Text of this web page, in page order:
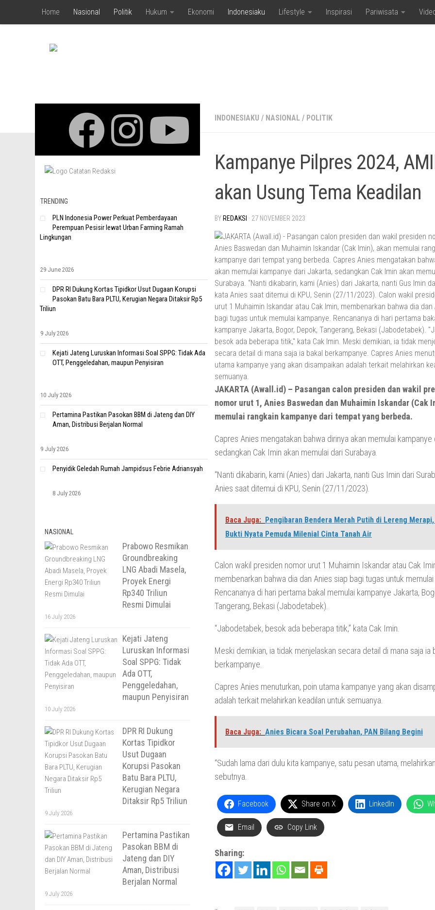
Skip to content
Home Nasional Politik Hukum Ekonomi Indonesiaku Lifestyle Inspirasi Pariwisata
INDONESIAKU / NASIONAL / POLITIK
Kampanye Pilpres 2024,
akan Usung Tema Keadilan
BY REDAKSI · 27 NOVEMBER 2023
JAKARTA (Awall.id) – Pasangan calon presiden dan wakil
nomor urut 1, Anies Baswedan dan Muhaimin Iskandar (Cak
memulai rangkain kampanye dari tempat yang berbeda.
Capres Anies mengatakan bahwa dirinya akan memulai kampanye
sedangkan Cak Imin akan memulai dari Surabaya.
“Nanti dikabarin, kami (Anies) dari Jakarta, nanti Gus Imin dari
Anies saat ditemui di KPU, Senin (27/11/2023).
Baca Juga: Pengibaran Bendera Merah Putih di Lereng
Bukti Nyata Pemuda Milenial Cinta Tanah Air
Calon wakil presiden nomor urut 1 Muhaimin Iskandar atau Cak
membenarkan bahwa dia dan Anies siap bagi tugas untuk memulai
Rencananya di hari pertama bakal memulai kampanye Jakarta,
Tangerang, Bekasi (Jabodetabek).
“Jabodetabek, besok ada beberapa titik,” kata Cak Imin.
Meski demikian, ia tidak menjelaskan secara detail di mana saja ia
berkampanye.
Capres Anies menuturkan, poin utama kampanye yang akan
adalah terkait melahirkan keadilan untuk semuanya.
Baca Juga: Anies Bicara Soal Perubahan, PAN Bilang Begini
“Sudah lama dari dulu kita kampanye, satu pesan utama,
sebutnya.
Facebook Share on X LinkedIn
Email Copy Link
Sharing:
TRENDING
PLN Indonesia Power Perkuat Pemberdayaan
Perempuan Pesisir lewat Urban Farming Ramah
Lingkungan
29 June 2026
DPR RI Dukung Kortas Tipidkor Usut Dugaan Korupsi
Pasokan Batu Bara PLTU, Kerugian Negara Ditaksir Rp5
Triliun
9 July 2026
Kejati Jateng Luruskan Informasi Soal SPPG: Tidak Ada
OTT, Penggeledahan, maupun Penyisiran
10 July 2026
Pertamina Pastikan Pasokan BBM di Jateng dan DIY
Aman, Distribusi Berjalan Normal
9 July 2026
Penyidik Geledah Rumah Jampidsus Febrie Adriansyah
8 July 2026
NASIONAL
Prabowo Resmikan
Groundbreaking
LNG Abadi Masela,
Proyek Energi
Rp340 Triliun
Resmi Dimulai
16 July 2026
Kejati Jateng
Luruskan Informasi
Soal SPPG: Tidak
Ada OTT,
Penggeledahan,
maupun Penyisiran
10 July 2026
DPR RI Dukung
Kortas Tipidkor
Usut Dugaan
Korupsi Pasokan
Batu Bara PLTU,
Kerugian Negara
Ditaksir Rp5 Triliun
9 July 2026
Pertamina Pastikan
Pasokan BBM di
Jateng dan DIY
Aman, Distribusi
Berjalan Normal
9 July 2026